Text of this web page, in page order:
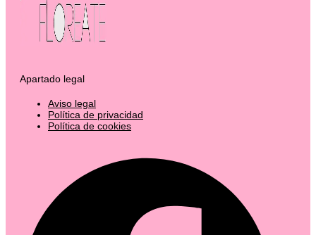
Apartado legal
Aviso legal
Política de privacidad
Política de cookies